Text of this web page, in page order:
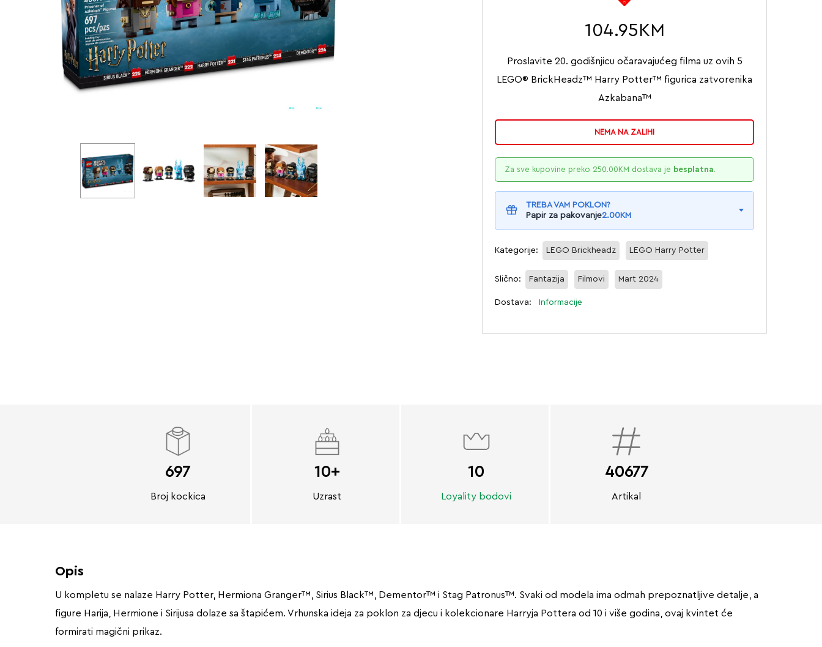
104.95 KM
Proslavite 20. godišnjicu očaravajućeg filma uz ovih 5
LEGO® BrickHeadz™ Harry Potter™ figurica zatvorenika
Azkabana™
NEMA NA ZALIHI
Za sve kupovine preko 250.00KM dostava je besplatna.
TREBA VAM POKLON?
Papir za pakovanje2.00KM
Kategorije: LEGO Brickheadz LEGO Harry Potter
Slično: Fantazija Filmovi Mart 2024
Dostava: Informacije
697
Broj kockica
10+
Uzrast
10
Loyality bodovi
40677
Artikal
Opis
U kompletu se nalaze Harry Potter, Hermiona Granger™, Sirius Black™, Dementor™ i Stag Patronus™. Svaki od modela ima odmah prepoznatljive detalje, a
figure Harija, Hermione i Sirijusa dolaze sa štapićem. Vrhunska ideja za poklon za djecu i kolekcionare Harryja Pottera od 10 i više godina, ovaj kvintet će
formirati magični prikaz.